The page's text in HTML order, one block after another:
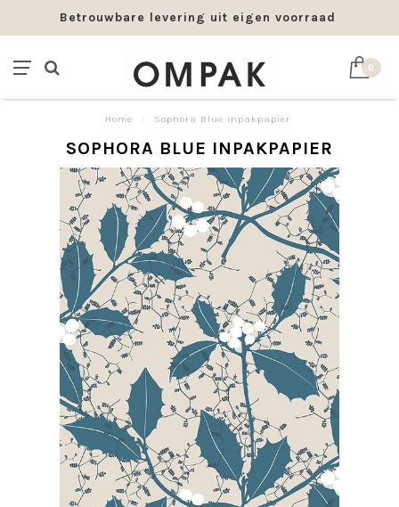
Betrouwbare levering uit eigen voorraad
0
Home Sophora Blue inpakpapier
SOPHORA BLUE INPAKPAPIER